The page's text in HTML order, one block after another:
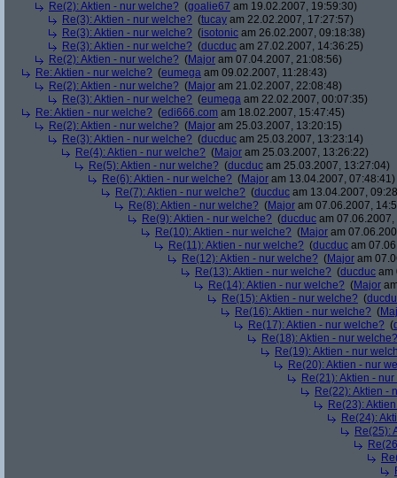
Re(2): Aktien - nur welche? (goalie67 am 19.02.2007, 19:59:30)
Re(3): Aktien - nur welche? (tucay am 22.02.2007, 17:27:57)
Re(3): Aktien - nur welche? (isotonic am 26.02.2007, 09:18:38)
Re(3): Aktien - nur welche? (ducduc am 27.02.2007, 14:36:25)
Re(2): Aktien - nur welche? (Major am 07.04.2007, 21:08:56)
Re: Aktien - nur welche? (eumega am 09.02.2007, 11:28:43)
Re(2): Aktien - nur welche? (Major am 21.02.2007, 22:08:48)
Re(3): Aktien - nur welche? (eumega am 22.02.2007, 00:07:35)
Re: Aktien - nur welche? (edi666.com am 18.02.2007, 15:47:45)
Re(2): Aktien - nur welche? (Major am 25.03.2007, 13:20:15)
Re(3): Aktien - nur welche? (ducduc am 25.03.2007, 13:23:14)
Re(4): Aktien - nur welche? (Major am 25.03.2007, 13:26:22)
Re(5): Aktien - nur welche? (ducduc am 25.03.2007, 13:27:04)
Re(6): Aktien - nur welche? (Major am 13.04.2007, 07:48:41)
Re(7): Aktien - nur welche? (ducduc am 13.04.2007,
Re(8): Aktien - nur welche? (Major am 07.06.2007,
Re(9): Aktien - nur welche? (ducduc am
Re(10): Aktien - nur welche? (Major am
Re(11): Aktien - nur welche? (ducduc am
Re(12): Aktien - nur welche? (Major am
Re(13): Aktien - nur welche? (ducduc am
Re(14): Aktien - nur welche? (Major
Re(15): Aktien - nur welche? (
Re(16): Aktien - nur welche? (
Re(17): Aktien - nur welche? (
Re(18): Aktien - nur welche?
Re(19): Aktien - nur
Re(20): Aktien - nur
Re(21): Aktien -
Re(22): Aktien -
Re(23):
Re(24):
Re(25):